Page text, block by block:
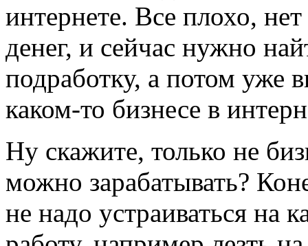
интернете. Все плохо,
денег, и сейчас нужно
подработку, а потом уже
каком-то бизнесе в
Ну скажите, только не
можно зарабатывать?
не надо устраиваться на